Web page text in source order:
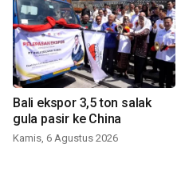
Bali ekspor 3,5 ton salak
gula pasir ke China
Kamis, 6 Agustus 2026